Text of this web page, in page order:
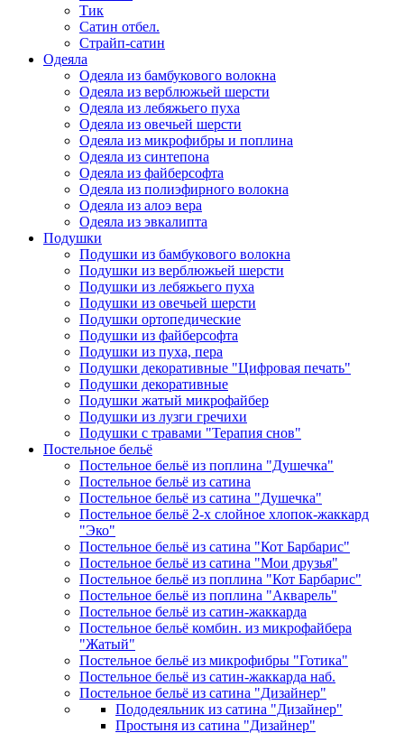
Тик
Сатин отбел.
Страйп-сатин
Одеяла
Одеяла из бамбукового волокна
Одеяла из верблюжьей шерсти
Одеяла из лебяжьего пуха
Одеяла из овечьей шерсти
Одеяла из микрофибры и поплина
Одеяла из синтепона
Одеяла из файберсофта
Одеяла из полиэфирного волокна
Одеяла из алоэ вера
Одеяла из эвкалипта
Подушки
Подушки из бамбукового волокна
Подушки из верблюжьей шерсти
Подушки из лебяжьего пуха
Подушки из овечьей шерсти
Подушки ортопедические
Подушки из файберсофта
Подушки из пуха, пера
Подушки декоративные "Цифровая печать"
Подушки декоративные
Подушки жатый микрофайбер
Подушки из лузги гречихи
Подушки с травами "Терапия снов"
Постельное бельё
Постельное бельё из поплина "Душечка"
Постельное бельё из сатина
Постельное бельё из сатина "Душечка"
Постельное бельё 2-х слойное хлопок-жаккард
"Эко"
Постельное бельё из сатина "Кот Барбарис"
Постельное бельё из сатина "Мои друзья"
Постельное бельё из поплина "Кот Барбарис"
Постельное бельё из поплина "Акварель"
Постельное бельё из сатин-жаккарда
Постельное бельё комбин. из микрофайбера
"Жатый"
Постельное бельё из микрофибры "Готика"
Постельное бельё из сатин-жаккарда наб.
Постельное бельё из сатина "Дизайнер"
Пододеяльник из сатина "Дизайнер"
Простыня из сатина "Дизайнер"